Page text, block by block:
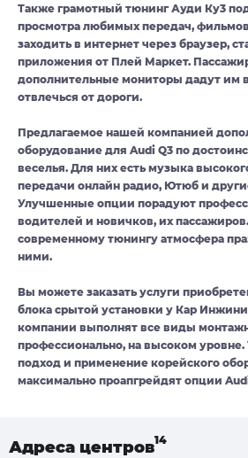
Также грамотный тюнинг Ауди Ку3
просмотра любимых передач,
заходить в интернет через браузер,
приложения от Плей Маркет.
дополнительные мониторы дадут им
отвлечься от дороги.
Предлагаемое нашей компанией
оборудование для Audi Q3 по
веселья. Для них есть музыка
передачи онлайн радио, Ютюб и
Улучшенные опции порадуют
водителей и новичков, их
современному тюнингу атмосфера
ними.
Вы можете заказать услуги
блока срытой установки у Кар
компании выполнят все виды
профессионально, на высоком
подход и применение корейского
максимально проапгрейдят опции Audi
Адреса центров